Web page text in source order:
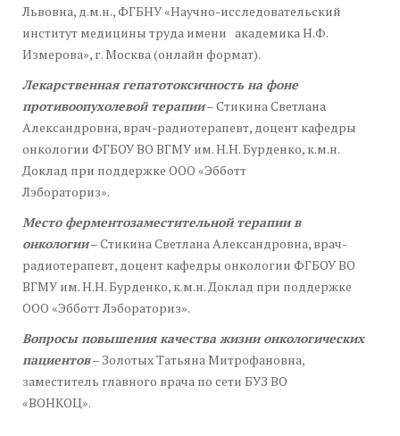
Львовна, д.м.н., ФГБНУ «Научно-исследовательский
институт медицины труда имени академика Н.Ф.
Измерова», г. Москва (онлайн формат).
Лекарственная гепатотоксичность на фоне
противоопухолевой терапии– Стикина Светлана
Александровна, врач-радиотерапевт, доцент кафедры
онкологии ФГБОУ ВО ВГМУ им. Н.Н. Бурденко, к.м.н.
Доклад при поддержке ООО «Эбботт
Лэбораториз».
Место ферментозаместительной терапии в
онкологии– Стикина Светлана Александровна, врач-
радиотерапевт, доцент кафедры онкологии ФГБОУ ВО
ВГМУ им. Н.Н. Бурденко, к.м.н. Доклад при поддержке
ООО «Эбботт Лэбораториз».
Вопросы повышения качества жизни онкологических
пациентов– Золотых Татьяна Митрофановна,
заместитель главного врача по сети БУЗ ВО
«ВОНКОЦ».